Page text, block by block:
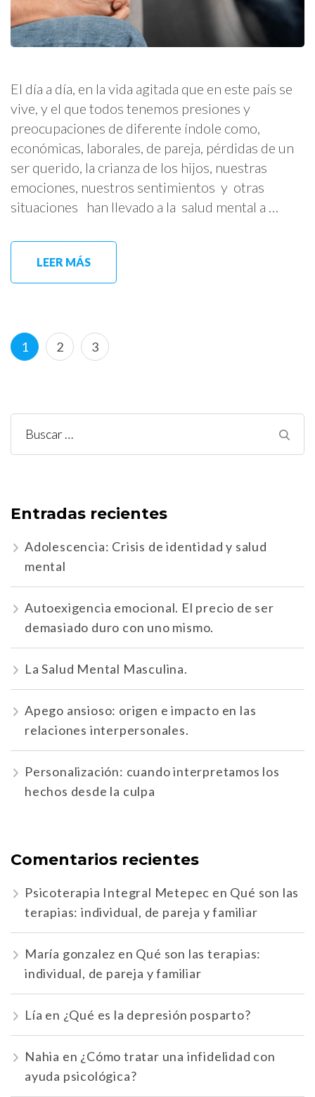
El día a día, en la vida agitada que en este país se
vive, y el que todos tenemos presiones y
preocupaciones de diferente índole como,
económicas, laborales, de pareja, pérdidas de un
ser querido, la crianza de los hijos, nuestras
emociones, nuestros sentimientos y otras
situaciones han llevado a la salud mental a …
LEER MÁS
Paginación
de
Página
1 Página
2 Página
3
Buscar:
Entradas recientes
Adolescencia: Crisis de identidad y salud
mental
Autoexigencia emocional. El precio de ser
demasiado duro con uno mismo.
La Salud Mental Masculina.
Apego ansioso: origen e impacto en las
relaciones interpersonales.
Personalización: cuando interpretamos los
hechos desde la culpa
Comentarios recientes
Psicoterapia Integral Metepec en Qué son las
terapias: individual, de pareja y familiar
María gonzalez en Qué son las terapias:
individual, de pareja y familiar
Lía en ¿Qué es la depresión posparto?
Nahia en ¿Cómo tratar una infidelidad con
ayuda psicológica?